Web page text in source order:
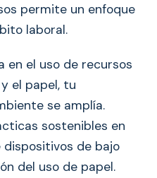
permite un enfoque
laboral.
en el uso de recursos
el papel, tu
se amplía.
sostenibles en
dispositivos de bajo
del uso de papel.